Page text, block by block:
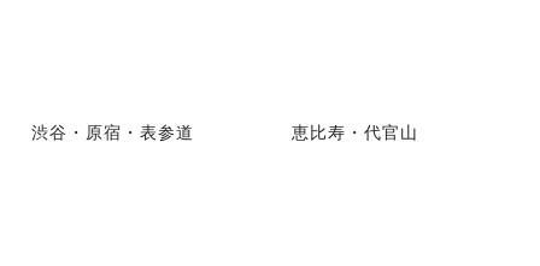
渋谷・原宿・表参道 恵比寿・代官山